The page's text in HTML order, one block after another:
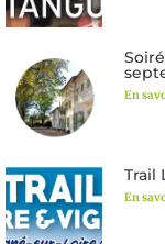
En
Trail
En